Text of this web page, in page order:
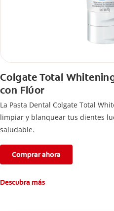
Colgate Total
con Flúor
La Pasta Dental Colgate Total
limpiar y blanquear tus dientes
saludable.
Comprar ahora
Descubra más